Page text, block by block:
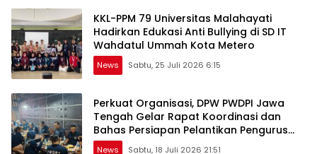
KKL-PPM 79 Universitas Malahayati
Hadirkan Edukasi Anti Bullying di SD IT
Wahdatul Ummah Kota Metero
News Sabtu, 25 Juli 2026 6:15
Perkuat Organisasi, DPW PWDPI Jawa
Tengah Gelar Rapat Koordinasi dan
Bahas Persiapan Pelantikan Pengurus
Baru
News Sabtu, 18 Juli 2026 21:51